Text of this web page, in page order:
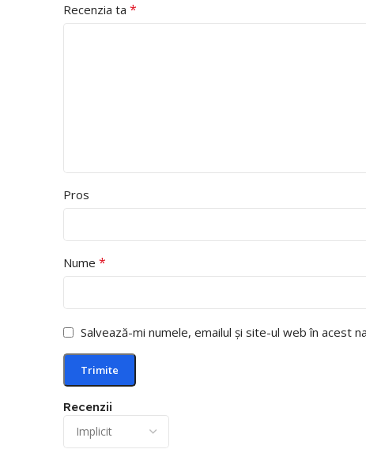
Recenzii
Recenzia ta *
Pros
Nume *
Salvează-mi numele, emailul și site-ul web în acest